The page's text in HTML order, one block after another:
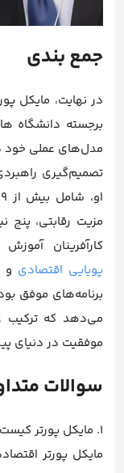
جمع بندی
در نهایت، مایکل
برجسته دانشگاه
مدل‌های عملی خود
تصمیم‌گیری
مزیت رقابتی، پنج
کارآفرینان
پویایی اقتصادی و
برنامه‌های موفق
می‌دهد که ترکیب
موفقیت در دنیای
سوالات
1. مایکل پورتر کیست؟
مایکل پورتر